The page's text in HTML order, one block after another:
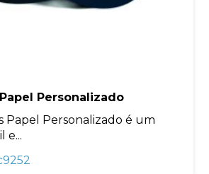
Personalizado
Papel Personalizado é um
e...